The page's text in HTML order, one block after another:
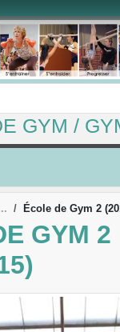
GYM /
École de Gym 2
GYM 2